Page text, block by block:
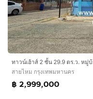
สายไหม กรุงเทพมหานคร
฿ 2,999,000